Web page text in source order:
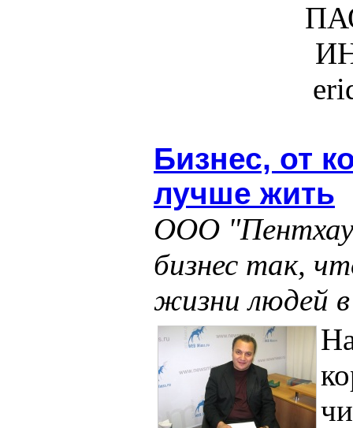
Бизнес, от
лучше жить
ООО
бизнес так,
жизни людей